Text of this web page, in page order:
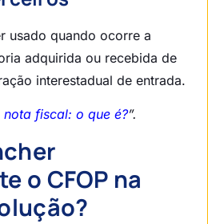
usado quando ocorre a
adquirida ou recebida de
interestadual de entrada.
nota fiscal: o que é?”.
o CFOP na